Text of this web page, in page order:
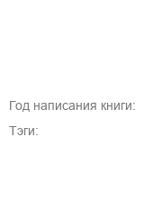
Год написания книги:
Тэги: